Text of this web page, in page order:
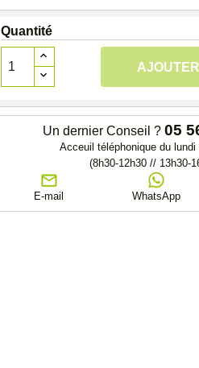
Quantité
Un dernier Conseil ? 05
Acceuil téléphonique du lundi
(8h30-12h30 // 13h30-
E-mail WhatsApp